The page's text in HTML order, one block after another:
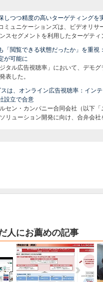
しつつ精度の高いターゲティングを
ミュニケーションズは、ビデオリサ
スセグメントを利用したターゲテ
「閲覧できる状態だったか」を重
が可能に
タル広告視聴率」において、デモ
表した。
は、オンライン広告視聴率：イン
設立で合意
セン・カンパニー合同会社（以下
リューション開発に向け、合弁会社
人にお薦めの記事